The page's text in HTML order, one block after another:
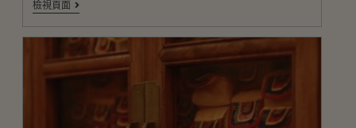
檢視頁面